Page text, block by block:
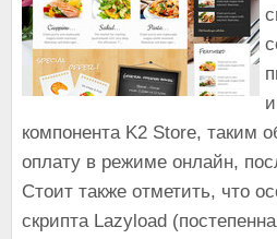
компонента K2 Store, таким
оплату в режиме онлайн,
Стоит также отметить, что
скрипта Lazyload